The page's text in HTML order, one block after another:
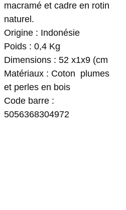
macramé et cadre en rotin
naturel.
Origine : Indonésie
Poids : 0,4 Kg
Dimensions : 52 x1x9 (cm
Matériaux : Coton plumes
et perles en bois
Code barre :
5056368304972